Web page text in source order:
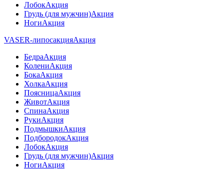
ЛобокАкция
Грудь (для мужчин)Акция
НогиАкция
VASER-липосакцияАкция
БедраАкция
КолениАкция
БокаАкция
ХолкаАкция
ПоясницаАкция
ЖивотАкция
СпинаАкция
РукиАкция
ПодмышкиАкция
ПодбородокАкция
ЛобокАкция
Грудь (для мужчин)Акция
НогиАкция